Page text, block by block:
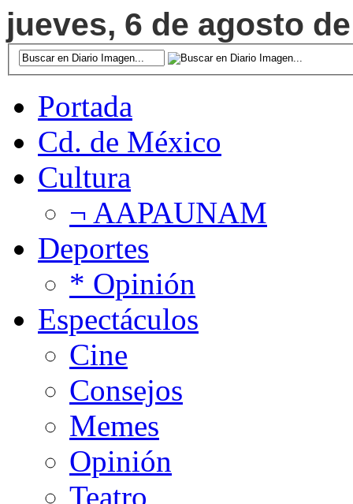
jueves, 6 de agosto
Portada
Cd. de México
Cultura
¬ AAPAUNAM
Deportes
* Opinión
Espectáculos
Cine
Consejos
Memes
Opinión
Teatro